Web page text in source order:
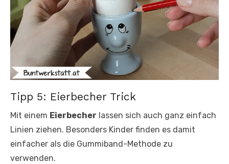
Tipp 5: Eierbecher Trick
Mit einem Eierbecher lassen sich auch ganz einfach
Linien ziehen. Besonders Kinder finden es damit
einfacher als die Gummiband-Methode zu
verwenden.